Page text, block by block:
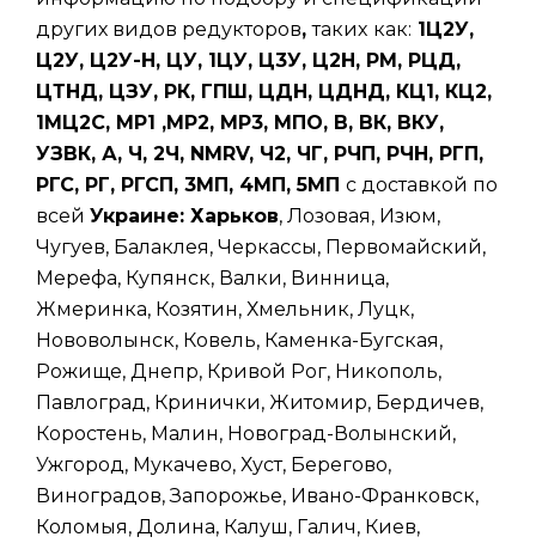
других видов редукторов,таких как: 1Ц2У,
Ц2У, Ц2У-Н, ЦУ, 1ЦУ, Ц3У, Ц2Н, РМ, РЦД,
ЦТНД, ЦЗУ, РК, ГПШ, ЦДН, ЦДНД, КЦ1, КЦ2,
1МЦ2С, МР1 ,МР2, МР3, МПО, В, ВК, ВКУ,
УЗВК, А, Ч, 2Ч, NMRV, Ч2, ЧГ, РЧП, РЧН, РГП,
РГС, РГ, РГСП, 3МП, 4МП, 5МП с доставкой по
всей Украине: Харьков, Лозовая, Изюм,
Чугуев, Балаклея, Черкассы, Первомайский,
Мерефа, Купянск, Валки, Винница,
Жмеринка, Козятин, Хмельник, Луцк,
Нововолынск, Ковель, Каменка-Бугская,
Рожище, Днепр, Кривой Рог, Никополь,
Павлоград, Кринички, Житомир, Бердичев,
Коростень, Малин, Новоград-Волынский,
Ужгород, Мукачево, Хуст, Берегово,
Виноградов, Запорожье, Ивано-Франковск,
Коломыя, Долина, Калуш, Галич, Киев,